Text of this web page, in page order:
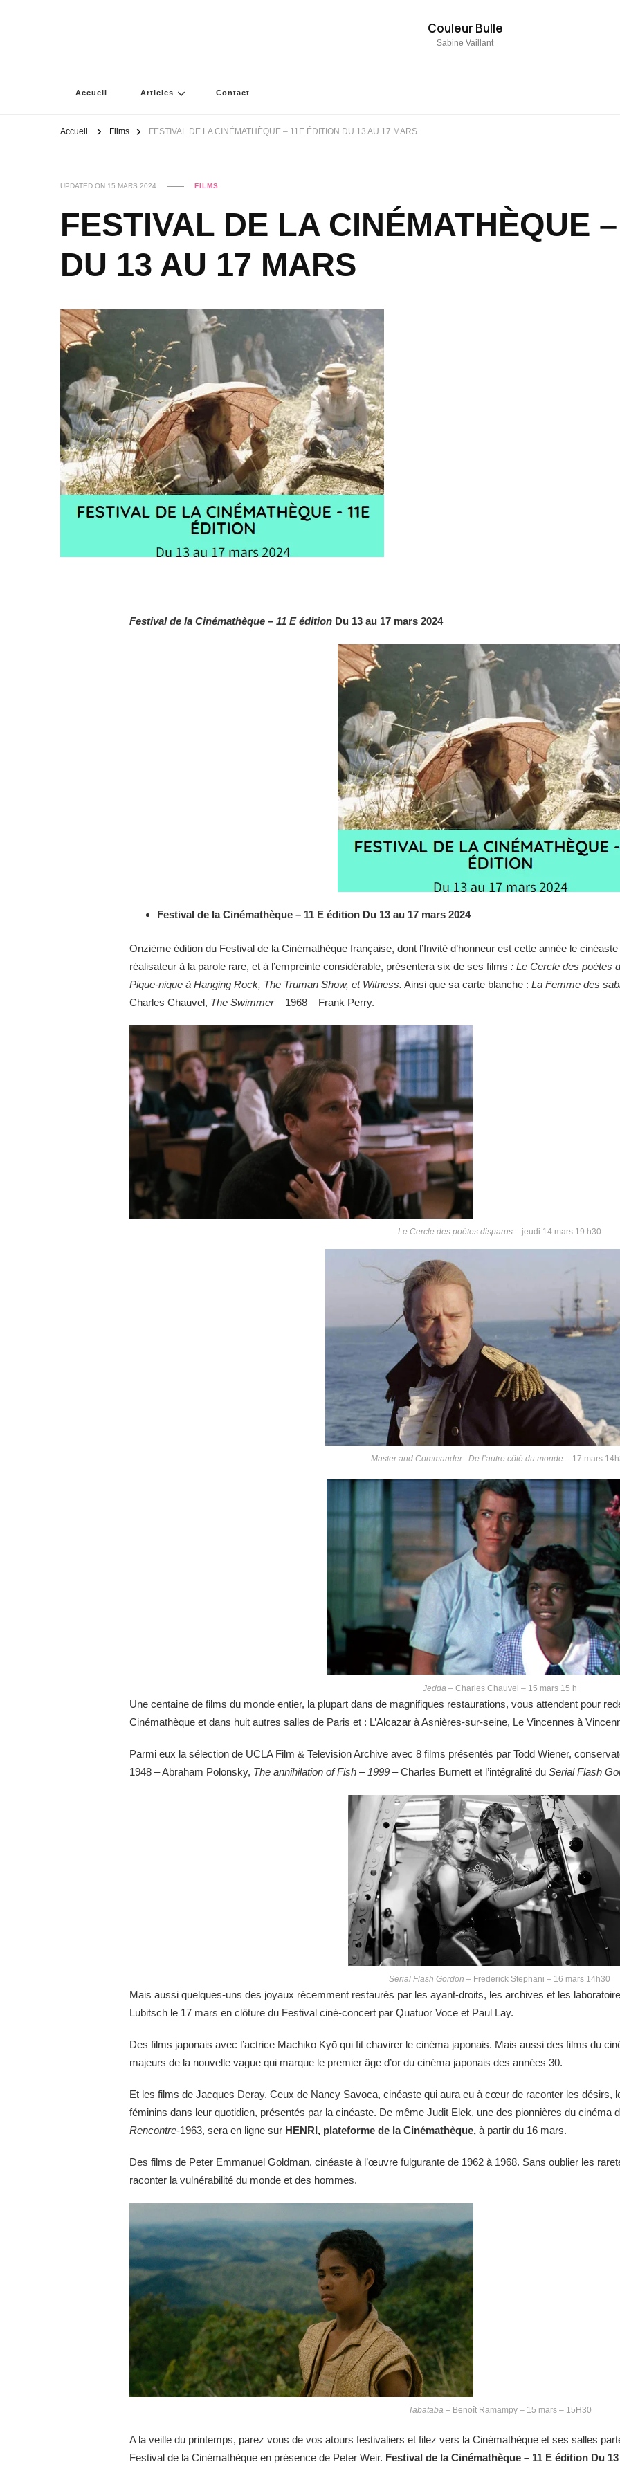
Couleur Bulle
Sabine Vaillant
Accueil Articles Contact
Accueil Films FESTIVAL DE LA CINÉMATHÈQUE – 11E ÉDITION DU 13 AU 17 MARS
UPDATED ON 15 MARS 2024 FILMS
FESTIVAL DE LA CINÉMATHÈQUE
DU 13 AU 17 MARS
Festival de la Cinémathèque – 11 E édition Du 13 au 17 mars 2024
Festival de la Cinémathèque – 11 E édition Du 13 au 17 mars 2024
Onzième édition du Festival de la Cinémathèque française, dont l’Invité d’honneur est cette année le
réalisateur à la parole rare, et à l’empreinte considérable, présentera six de ses films : Le Cercle des poètes
Pique-nique à Hanging Rock, The Truman Show, et Witness. Ainsi que sa carte blanche : La Femme des
Charles Chauvel, The Swimmer– 1968 – Frank Perry.
Le Cercle des poètes disparus – jeudi 14 mars 19 h30
Master and Commander : De l’autre côté du monde – 17 mars
Jedda – Charles Chauvel – 15 mars 15 h
Une centaine de films du monde entier, la plupart dans de magnifiques restaurations, vous attendent pour
Cinémathèque et dans huit autres salles de Paris et : L’Alcazar à Asnières-sur-seine, Le Vincennes à
Parmi eux la sélection de UCLA Film & Television Archive avec 8 films présentés par Todd Wiener,
1948 – Abraham Polonsky, The annihilation of Fish – 1999 – Charles Burnett et l’intégralité du Serial Flash
Serial Flash Gordon – Frederick Stephani – 16 mars 14h30
Mais aussi quelques-uns des joyaux récemment restaurés par les ayant-droits, les archives et les
Lubitsch le 17 mars en clôture du Festival ciné-concert par Quatuor Voce et Paul Lay.
Des films japonais avec l’actrice Machiko Kyō qui fit chavirer le cinéma japonais. Mais aussi des films du
majeurs de la nouvelle vague qui marque le premier âge d’or du cinéma japonais des années 30.
Et les films de Jacques Deray. Ceux de Nancy Savoca, cinéaste qui aura eu à cœur de raconter les désirs,
féminins dans leur quotidien, présentés par la cinéaste. De même Judit Elek, une des pionnières du
Rencontre-1963, sera en ligne sur HENRI, plateforme de la Cinémathèque, à partir du 16 mars.
Des films de Peter Emmanuel Goldman, cinéaste à l’œuvre fulgurante de 1962 à 1968. Sans oublier les
raconter la vulnérabilité du monde et des hommes.
Tabataba – Benoît Ramampy – 15 mars – 15H30
A la veille du printemps, parez vous de vos atours festivaliers et filez vers la Cinémathèque et ses salles
Festival de la Cinémathèque en présence de Peter Weir. Festival de la Cinémathèque – 11 E édition Du